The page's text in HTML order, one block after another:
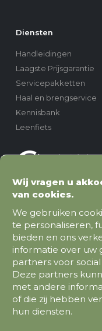
Diensten
Handleidingen
Laagste Prijsgarantie
Servicepakketten
Haal en brengservice
Kennisbank
Leenfiets
Fietsen
Stadsfietsen
Elektrische fietsen
Bakfietsen
Wij vragen u
van cookies.
We gebruiken
te personaliseren,
bieden en ons
informatie over uw
partners voor
Deze partners
met andere
of die zij hebben
hun diensten.